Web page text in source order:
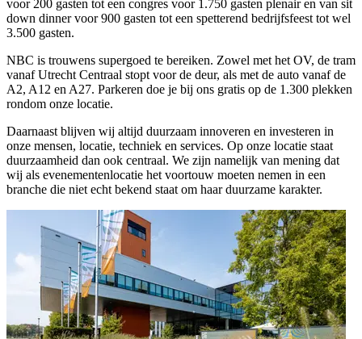
voor 200 gasten tot een congres voor 1.750 gasten plenair en van sit
down dinner voor 900 gasten tot een spetterend bedrijfsfeest tot wel
3.500 gasten.
NBC is trouwens supergoed te bereiken. Zowel met het OV, de tram
vanaf Utrecht Centraal stopt voor de deur, als met de auto vanaf de
A2, A12 en A27. Parkeren doe je bij ons gratis op de 1.300 plekken
rondom onze locatie.
Daarnaast blijven wij altijd duurzaam innoveren en investeren in
onze mensen, locatie, techniek en services. Op onze locatie staat
duurzaamheid dan ook centraal. We zijn namelijk van mening dat
wij als evenementenlocatie het voortouw moeten nemen in een
branche die niet echt bekend staat om haar duurzame karakter.